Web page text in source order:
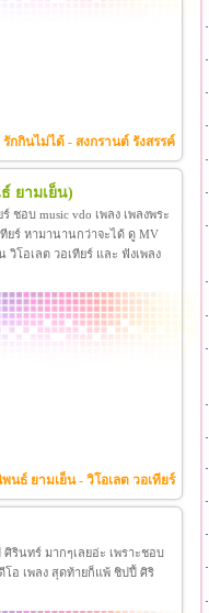
รักกินไม่ได้ - สงกรานต์ รังสรรค์
ยามเย็น)
ชอบ music vdo เพลง เพลงพระ
ยร์ หามานานกว่าจะได้ ดู MV
วิโอเลต วอเทียร์ และ ฟังเพลง
นธ์ ยามเย็น - วิโอเลต วอเทียร์
รินทร์ มากๆเลยอ่ะ เพราะชอบ
อ เพลง สุดท้ายก็แพ้ ชิปปี้ ศิริ